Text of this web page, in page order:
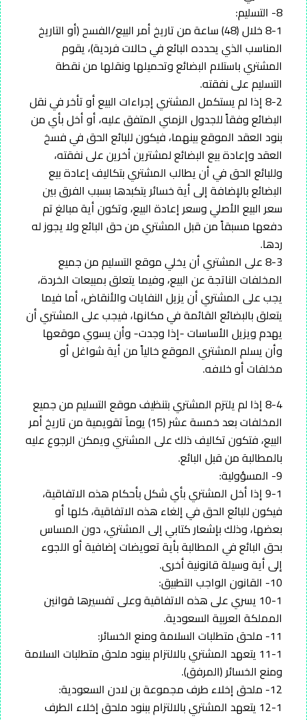
8- التسليم:
8-1 خلال (48) ساعة من تاريخ أمر البيع/الفسح (أو التاريخ
المناسب الذي يحدده البائع في حالات فردية)، يقوم
المشتري باستلام البضائع وتحميلها ونقلها من نقطة
التسليم على نفقته.
8-2 إذا لم يستكمل المشتري إجراءات البيع أو تأخر في نقل
البضائع وفقاً للجدول الزمني المتفق عليه، أو أخل بأي من
بنود العقد الموقع بينهما، فيكون للبائع الحق في فسخ
العقد وإعادة بيع البضائع لمشترين أخرين على نفقته،
وللبائع الحق في أن يطالب المشتري بتكاليف إعادة بيع
البضائع بالإضافة إلى أية خسائر يتكبدها بسبب الفرق بين
سعر البيع الأصلي وسعر إعادة البيع، وتكون أية مبالغ تم
دفعها مسبقاً من قبل المشتري من حق البائع ولا يجوز له
ردها.
8-3 على المشتري أن يخلي موقع التسليم من جميع
المخلفات الناتجة عن البيع، وفيما يتعلق بمبيعات الخردة،
يجب على المشتري أن يزيل النفايات والأنقاض، أما فيما
يتعلق بالبضائع القائمة في مكانها، فيجب على المشتري أن
يهدم ويزيل الأساسات -إذا وجدت- وأن يسوي موقعها
وأن يسلم المشتري الموقع خالياً من أية شواغل أو
مخلفات أو خلافه.
8-4 إذا لم يلتزم المشتري بتنظيف موقع التسليم من جميع
المخلفات بعد خمسة عشر (15) يوماَ تقويمية من تاريخ أمر
البيع، فتكون تكاليف ذلك على المشتري ويمكن الرجوع عليه
بالمطالبة من قبل البائع.
9- المسؤولية:
9-1 إذا أخل المشتري بأي شكل بأحكام هذه الاتفاقية،
فيكون للبائع الحق في إلغاء هذه الاتفاقية، كلها أو
بعضها، وذلك بإشعار كتابي إلى المشتري، دون المساس
بحق البائع في المطالبة بأية تعويضات إضافية أو اللجوء
إلى أية وسيلة قانونية أخرى.
10- القانون الواجب التطبيق:
10-1 يسري على هذه الاتفاقية وعلى تفسيرها قوانين
المملكة العربية السعودية.
11- ملحق متطلبات السلامة ومنع الخسائر:
11-1 يتعهد المشتري بالالتزام ببنود ملحق متطلبات السلامة
ومنع الخسائر (المرفق).
12- ملحق إخلاء طرف مجموعة بن لادن السعودية:
12-1 يتعهد المشتري بالالتزام ببنود ملحق إخلاء الطرف